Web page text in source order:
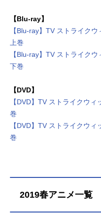
【Blu-ray】
【Blu-ray】TV ストライク
上巻
【Blu-ray】TV ストライク
下巻
【DVD】
【DVD】TV ストライクウ
巻
【DVD】TV ストライクウ
巻
2019春アニメ一覧